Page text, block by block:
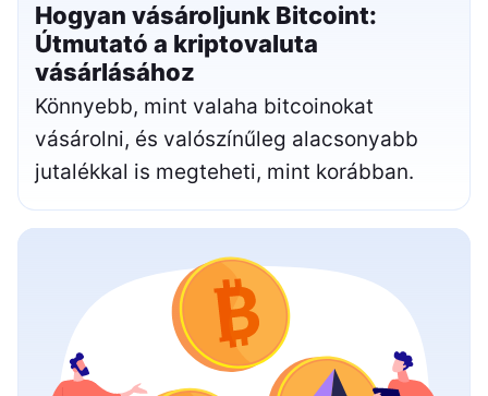
Hogyan vásároljunk Bitcoint:
Útmutató a kriptovaluta
vásárlásához
Könnyebb, mint valaha bitcoinokat
vásárolni, és valószínűleg alacsonyabb
jutalékkal is megteheti, mint korábban.